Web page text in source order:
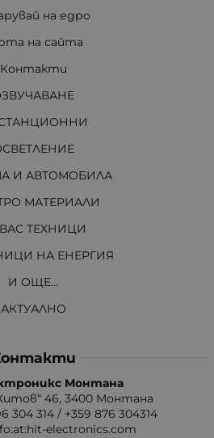
на едро
на сайта
Контакти
И АВТОМОБИЛА
МАТЕРИАЛИ
ТЕХНИЦИ
НА ЕНЕРГИЯ
И ОЩЕ...
АКТУАЛНО
Монтана
46, 3400 Монтана
304 314 / +359 876 304314
electronics.com